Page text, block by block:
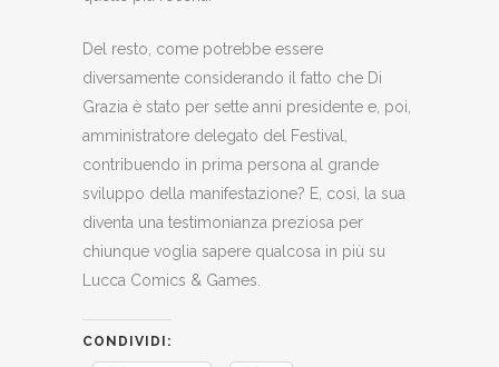
Del resto, come potrebbe essere
diversamente considerando il fatto che Di
Grazia è stato per sette anni presidente e, poi,
amministratore delegato del Festival,
contribuendo in prima persona al grande
sviluppo della manifestazione? E, così, la sua
diventa una testimonianza preziosa per
chiunque voglia sapere qualcosa in più su
Lucca Comics & Games.
CONDIVIDI: